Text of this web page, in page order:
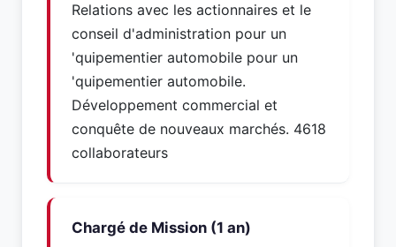
Relations avec les actionnaires et le
conseil d'administration pour un
'quipementier automobile pour un
'quipementier automobile.
Développement commercial et
conquête de nouveaux marchés. 4618
collaborateurs
Chargé de Mission (1 an)